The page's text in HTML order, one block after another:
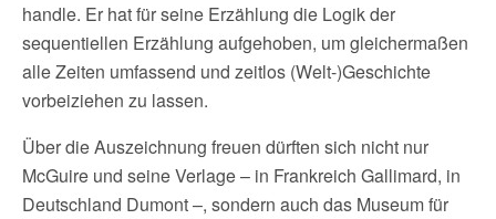
handle. Er hat für seine Erzählung die Logik der
sequentiellen Erzählung aufgehoben, um gleichermaßen
alle Zeiten umfassend und zeitlos (Welt-)Geschichte
vorbeiziehen zu lassen.
Über die Auszeichnung freuen dürften sich nicht nur
McGuire und seine Verlage – in Frankreich Gallimard, in
Deutschland Dumont –, sondern auch das Museum für